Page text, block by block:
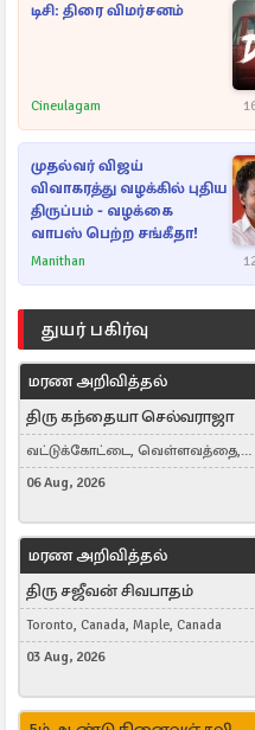
டிசி: திரை விமர்சனம்
Cineulagam
முதல்வர் விஜய்
விவாகரத்து வழக்கில் புதிய
திருப்பம் - வழக்கை
வாபஸ் பெற்ற சங்கீதா!
Manithan
துயர் பகிர்வு
மரண அறிவித்தல்
திரு கந்தையா செல்வராஜா
வட்டுக்கோட்டை, வெள்ளவத்தை,
Toronto, Canada
06 Aug, 2026
மரண அறிவித்தல்
திரு சஜீவன் சிவபாதம்
Toronto, Canada, Maple, Canada
03 Aug, 2026